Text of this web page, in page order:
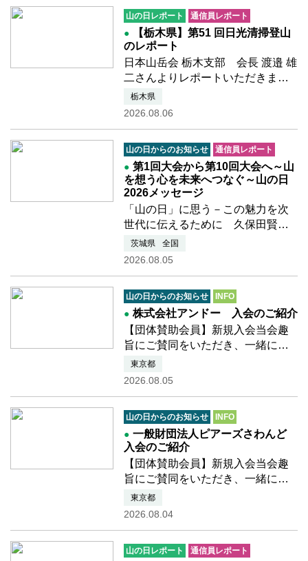
かった。下山しているとき少し…
つづきを読む
山の日レポート 通信員レポート
【栃木県】第51 回日光清掃登山
のレポート
日本山岳会 栃木支部 会長 渡邉 雄
二さんよりレポートいただきまし
た第51 回「日光清掃登山」を、県
山岳・スポーツクライミング連盟
係団体、一般登山者が参…つづき
を読む
栃木県
2026.08.06
山の日からのお知らせ 通信員レポート
第1回大会から第10回大会へ～山
を想う心を未来へつなぐ～山の日
2026メッセージ
「山の日」に思う－この魅力を次
世代に伝えるために 久保田賢次
（元『山と溪谷』編集長、広報・
デジタル委員）さんよりメッセー
の出版社に長く勤めていたこ…つ
づきを読む
茨城県 全国
2026.08.05
山の日からのお知らせ INFO
株式会社アンドー 入会のご紹介
【団体賛助会員】新規入会当会趣
旨にご賛同をいただき、一緒に活
動を盛り上げてくださることにな
りました 団体賛助会員様をご紹介
坪井 利幸様）
東京都
2026.08.05
山の日からのお知らせ INFO
一般財団法人ピアーズさわんど
入会のご紹介
【団体賛助会員】新規入会当会趣
旨にご賛同をいただき、一緒に活
動を盛り上げてくださることにな
りました 団体賛助会員様をご紹介
（代表理事 齊藤 敬一様）
東京都
2026.08.04
山の日レポート 通信員レポート